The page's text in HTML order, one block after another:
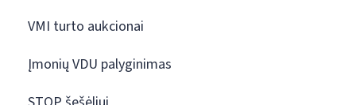
VMI turto aukcionai
Įmonių VDU palyginimas